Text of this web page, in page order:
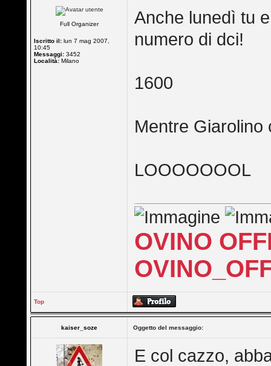
Full Organizer
Iscritto il: lun 7 mag 2007,
10:45
Messaggi: 3452
Località: Milano
Anche lunedì tu
numero di dci!
1600
Mentre
LOOOOOOOL
OVINO
Top
kaiser_soze Oggetto del messaggio:
E col cazzo,